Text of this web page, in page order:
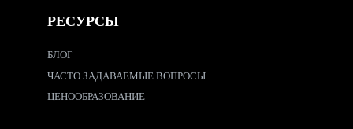
РЕСУРСЫ
БЛОГ
ЧАСТО ЗАДАВАЕМЫЕ ВОПРОСЫ
ЦЕНООБРАЗОВАНИЕ